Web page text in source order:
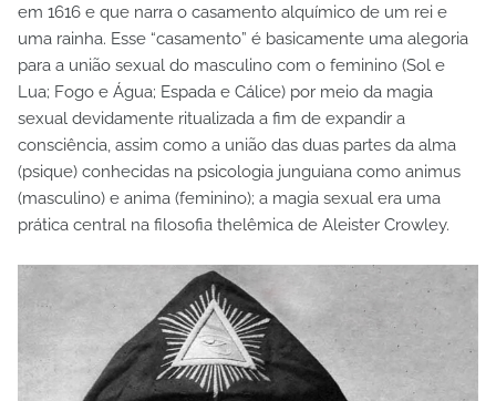
em 1616 e que narra o casamento alquímico de um rei e
uma rainha. Esse “casamento” é basicamente uma alegoria
para a união sexual do masculino com o feminino (Sol e
Lua; Fogo e Água; Espada e Cálice) por meio da magia
sexual devidamente ritualizada a fim de expandir a
consciência, assim como a união das duas partes da alma
(psique) conhecidas na psicologia junguiana como animus
(masculino) e anima (feminino); a magia sexual era uma
prática central na filosofia thelêmica de Aleister Crowley.